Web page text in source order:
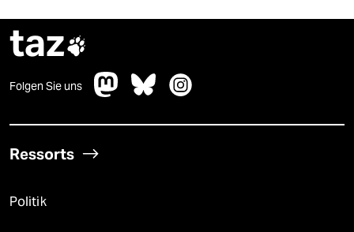
taz
Folgen Sie uns
Ressorts
Politik